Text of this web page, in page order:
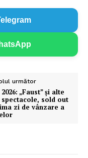
următor
„Faust” şi alte
spectacole, sold out
zi de vânzare a